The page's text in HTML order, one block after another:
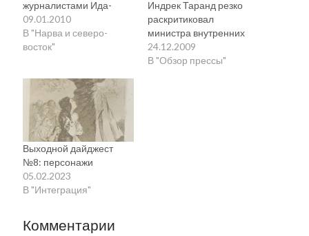
журналистами Ида-
Вирумаа. … По словам
Померантса, до Нарвы
зачастую вся
должно тут что-то
предпринять. Цель — не
политическая
пропаганда, а просто
снабжение населения
качественной
информацией…»
Померантс встретился в
Нарве с русскими
Министр…
09.01.2010
В "Нарва и северо-
восток"
Индрек Таранд резко
раскритиковал
министра внутренних
дел Марко Померантса,
который заявил, что
24.12.2009
В "Обзор прессы"
Выходной дайджест
№8: персонажи
05.02.2023
В "Интеграция"
Комментарии